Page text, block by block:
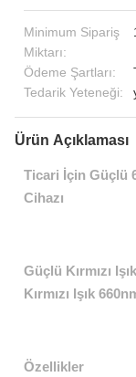
Minimum Sipariş
Miktarı:
Ödeme Şartları:
Tedarik Yeteneği:
Ürün Açıklaması
Ticari İçin Güçlü
Cihazı
Güçlü Kırmızı
Kırmızı Işık
Özellikler